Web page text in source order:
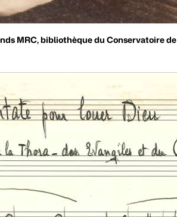
MRC, bibliothèque du Conservatoire de